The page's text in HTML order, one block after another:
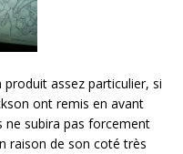
assez particulier, si
ont remis en avant
ne subira pas forcement
raison de son coté très